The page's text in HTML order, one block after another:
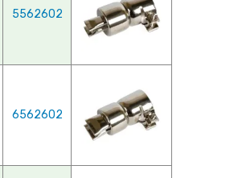
5562602
6562602